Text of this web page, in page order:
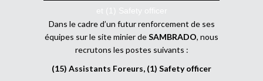
et (1) Safety officer
Dans le cadre d’un futur renforcement de ses
équipes sur le site minier deSAMBRADO, nous
recrutons les postes suivants :
(15) Assistants Foreurs, (1) Safety officer